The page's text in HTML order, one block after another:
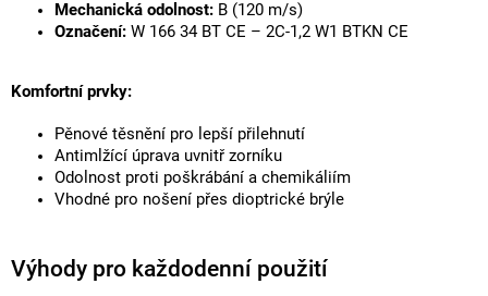
Mechanická odolnost: B (120 m/s)
Označení: W 166 34 BT CE – 2C-1,2 W1 BTKN CE
Komfortní prvky:
Pěnové těsnění pro lepší přilehnutí
Antimlžící úprava uvnitř zorníku
Odolnost proti poškrábání a chemikáliím
Vhodné pro nošení přes dioptrické brýle
Výhody pro každodenní použití